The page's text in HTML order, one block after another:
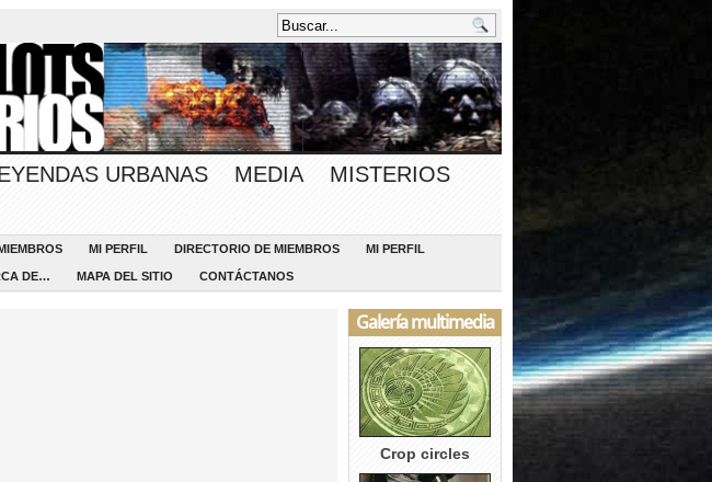
URBANAS MEDIA
MISTERIOS
MI PERFIL DIRECTORIO DE MIEMBROS MI PERFIL
DE… MAPA DEL SITIO CONTÁCTANOS
Galería multimedia
Crop circles